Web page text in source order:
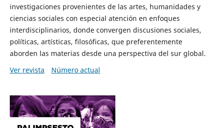
investigaciones provenientes de las artes, humanidades y
ciencias sociales con especial atención en enfoques
interdisciplinarios, donde convergen discusiones sociales,
políticas, artísticas, filosóficas, que preferentemente
aborden las materias desde una perspectiva del sur global.
Ver revista
Número actual